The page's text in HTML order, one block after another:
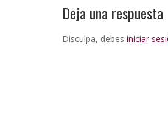
Deja una respuesta
Disculpa, debes iniciar